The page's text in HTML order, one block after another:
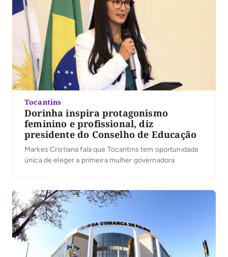
Tocantins
Dorinha inspira protagonismo
feminino e profissional, diz
presidente do Conselho de Educação
Markes Cristiana fala que Tocantins tem oportunidade
única de eleger a primeira mulher governadora